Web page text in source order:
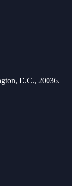
D.C., 20036.